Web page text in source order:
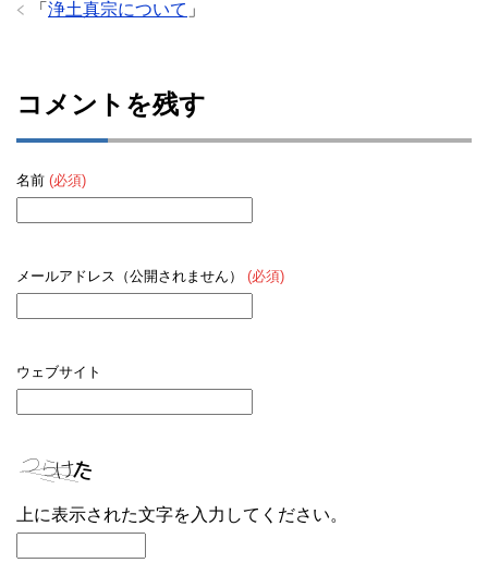
「 浄土真宗について 」
コメントを残す
名前 (必須)
メールアドレス（公開されません） (必須)
ウェブサイト
上に表示された文字を入力してください。